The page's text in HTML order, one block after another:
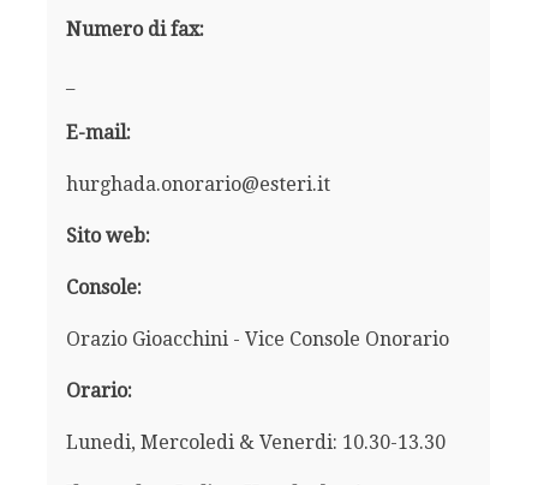
Numero di fax:
E-mail:
hurghada.onorario@esteri.it
Sito web:
Console:
Orazio Gioacchini - Vice Console Onorario
Orario:
Lunedi, Mercoledi & Venerdi: 10.30-13.30